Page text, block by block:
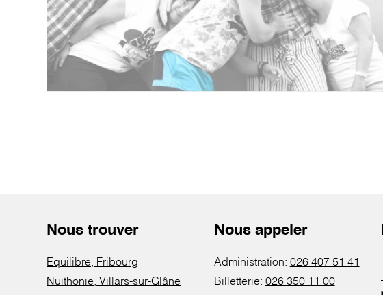
Nous trouver
Equilibre, Fribourg
Nuithonie, Villars-sur-Glâne
Nous appeler
Administration: 026 407 51 41
Billetterie: 026 350 11 00